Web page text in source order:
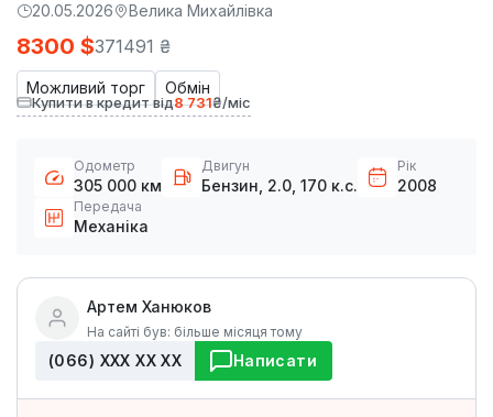
20.05.2026 Велика Михайлівка
Можливий торг Обмін
8300 $371491 ₴
Купити в кредит від8 731₴/міс
Одометр
305 000 км
Двигун
Бензин, 2.0, 170 к.с.
Рік
2008
Передача
Механіка
Артем Ханюков
На сайті був: більше місяця тому
(066) ХХХ ХХ ХХ Написати